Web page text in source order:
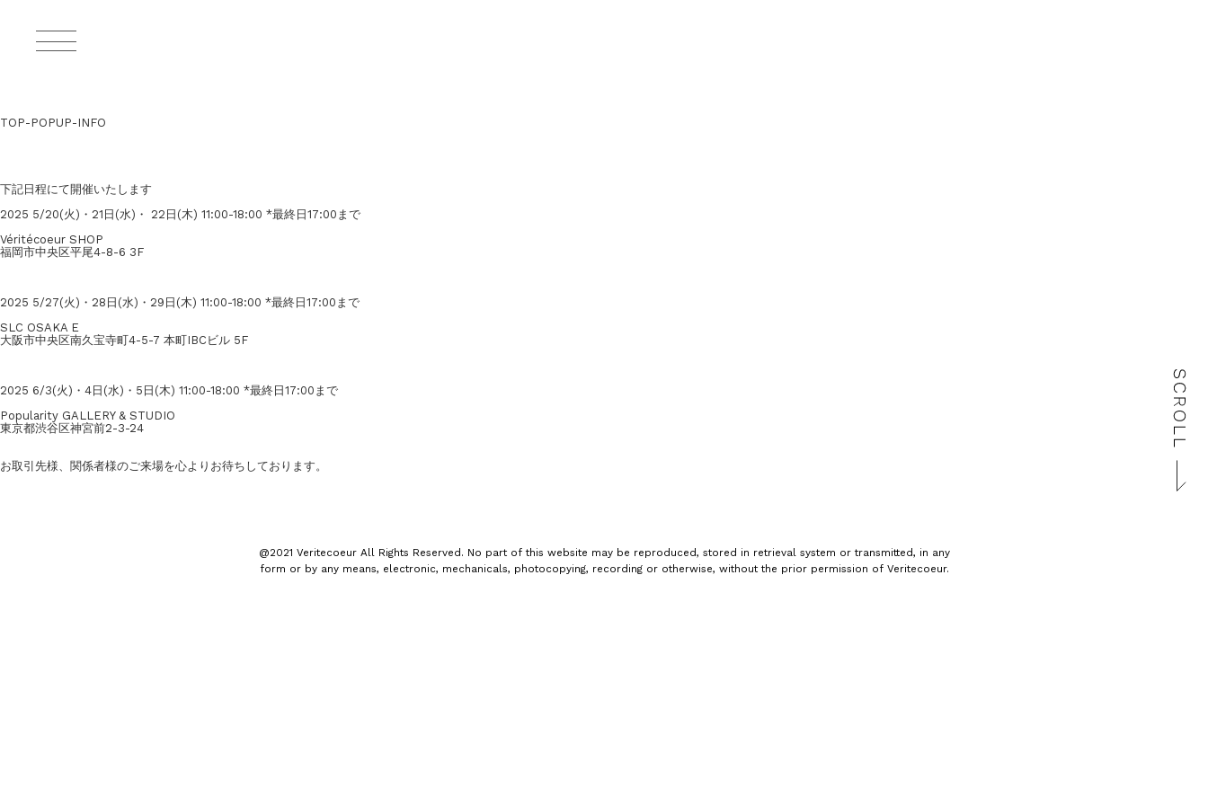
TOP-POPUP-INFO
下記日程にて開催いたします
2025 5/20(火)・21日(水)・ 22日(木) 11:00-18:00 *最終日17:00まで
Véritécoeur SHOP
福岡市中央区平尾4-8-6 3F
2025 5/27(火)・28日(水)・29日(木) 11:00-18:00 *最終日17:00まで
SLC OSAKA E
大阪市中央区南久宝寺町4-5-7 本町IBCビル 5F
2025 6/3(火)・4日(水)・5日(木) 11:00-18:00 *最終日17:00まで
Popularity GALLERY & STUDIO
東京都渋谷区神宮前2-3-24
お取引先様、関係者様のご来場を心よりお待ちしております。
@2021 Veritecoeur All Rights Reserved. No part of this website may be reproduced, stored in retrieval system or transmitted, in any
form or by any means, electronic, mechanicals, photocopying, recording or otherwise, without the prior permission of Veritecoeur.